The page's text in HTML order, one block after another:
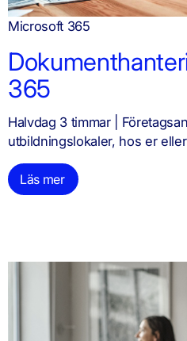
Microsoft 365
365
Halvdag 3 timmar |
utbildningslokaler, hos er
Läs mer